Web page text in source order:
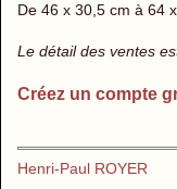
De 46 x 30,5 cm à 64
Le détail des ventes
Créez un compte
Henri-Paul ROYER